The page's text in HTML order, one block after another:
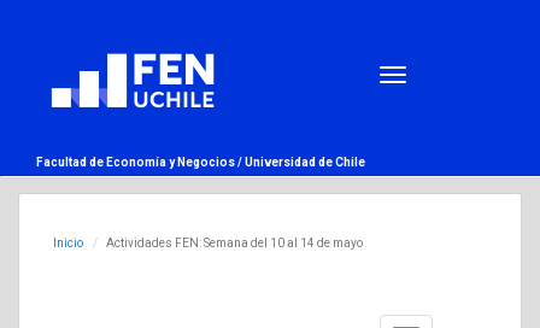
Facultad de Economía y Negocios /Universidad de Chile
Inicio Actividades FEN: Semana del 10 al 14 de mayo